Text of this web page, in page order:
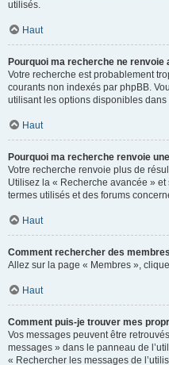
utilisés.
Haut
Pourquoi ma recherche ne renvoie
Votre recherche est probablement
courants non indexés par phpBB.
utilisant les options disponibles
Haut
Pourquoi ma recherche renvoie
Votre recherche renvoie plus de
Utilisez la « Recherche avancée »
termes utilisés et des forums
Haut
Comment rechercher des
Allez sur la page « Membres »,
Haut
Comment puis-je trouver mes
Vos messages peuvent être
messages » dans le panneau de
« Rechercher les messages de